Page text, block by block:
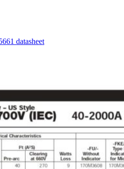
datasheet